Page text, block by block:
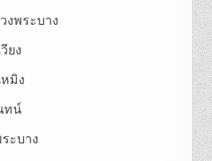
งพระบาง
ยง
มิง
ทน์
ะบาง